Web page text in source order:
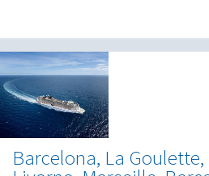
Barcelona, La